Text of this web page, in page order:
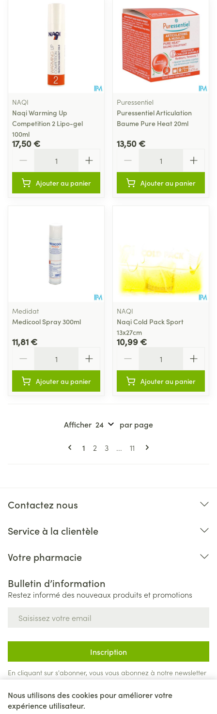
Nous utilisons des cookies pour améliorer votre
expérience utilisateur.
NAQI
Naqi Warming Up
Competition 2 Lipo-gel
100ml
17,50 €
Ajouter au panier
Puressentiel
Puressentiel Articulation
Baume Pure Heat 20ml
13,50 €
Ajouter au panier
Medidat
Medicool Spray 300ml
11,81 €
Ajouter au panier
NAQI
Naqi Cold Pack Sport
13x27cm
10,99 €
Ajouter au panier
Vous lisez actuellement la page
1 Page
2 Page
3 ... Page
11
Afficher par page
Contactez nous
Service à la clientèle
Votre pharmacie
Bulletin d’information
Restez informé des nouveaux produits et promotions
Inscription
En cliquant sur s'abonner, vous vous abonnez à notre newsletter
et acceptez notrepolitique de confidentialité.